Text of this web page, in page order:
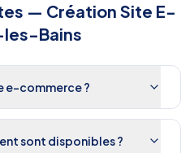
— Création Site E-
Bains
e-commerce ?
sont disponibles ?